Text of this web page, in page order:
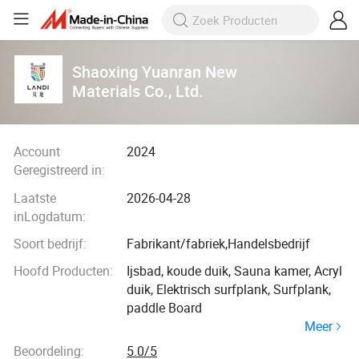
Shaoxing Yuanran New
Materials Co., Ltd.
Account
Geregistreerd in:
2024
Laatste
inLogdatum:
2026-04-28
Soort bedrijf:
Fabrikant/fabriek,Handelsbedrijf
Hoofd Producten:
Ijsbad, koude duik, Sauna kamer, Acryl
duik, Elektrisch surfplank, Surfplank,
paddle Board
Meer
Beoordeling:
5.0/5